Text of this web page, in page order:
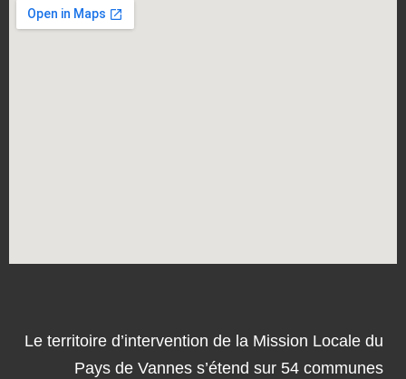
Le territoire d’intervention de la Mission Locale du
Pays de Vannes s’étend sur 54 communes